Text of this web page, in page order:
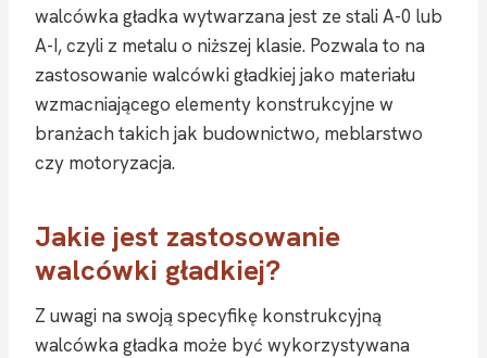
walcówka gładka wytwarzana jest ze stali A-0 lub
A-I, czyli z metalu o niższej klasie. Pozwala to na
zastosowanie walcówki gładkiej jako materiału
wzmacniającego elementy konstrukcyjne w
branżach takich jak budownictwo, meblarstwo
czy motoryzacja.
Jakie jest zastosowanie
walcówki gładkiej?
Z uwagi na swoją specyfikę konstrukcyjną
walcówka gładka może być wykorzystywana